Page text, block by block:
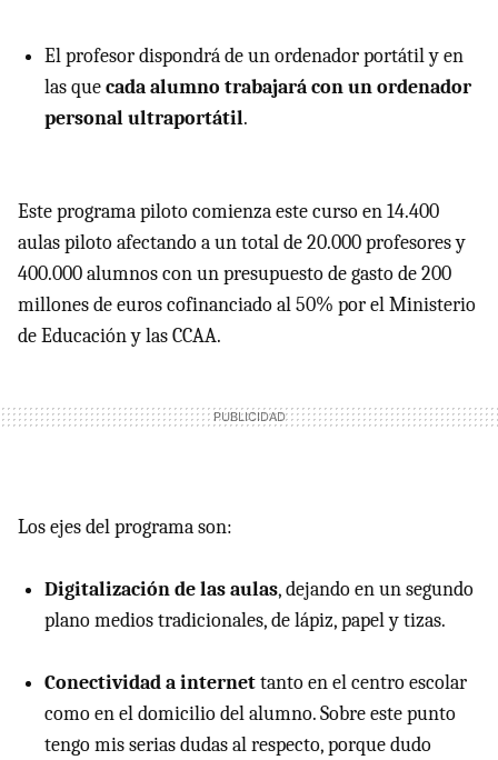
El profesor dispondrá de un ordenador portátil y en
las quecada alumno trabajará con un ordenador
personal ultraportátil.
Este programa piloto comienza este curso en 14.400
aulas piloto afectando a un total de 20.000 profesores y
400.000 alumnos con un presupuesto de gasto de 200
millones de euros cofinanciado al 50% por el Ministerio
de Educación y lasCCAA.
Los ejes del programa son:
Digitalización de las aulas, dejando en un segundo
plano medios tradicionales, de lápiz, papel y tizas.
Conectividad a internettanto en el centro escolar
como en el domicilio del alumno. Sobre este punto
tengo mis serias dudas al respecto, porque dudo